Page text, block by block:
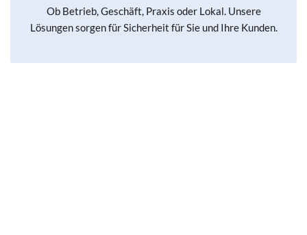
Ob Betrieb, Geschäft, Praxis oder Lokal. Unsere
Lösungen sorgen für Sicherheit für Sie und Ihre Kunden.